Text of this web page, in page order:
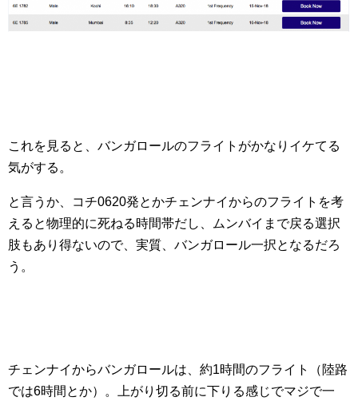
これを見ると、バンガロールのフライトがかなりイケてる
気がする。
と言うか、コチ0620発とかチェンナイからのフライトを考
えると物理的に死ねる時間帯だし、ムンバイまで戻る選択
肢もあり得ないので、実質、バンガロール一択となるだろ
う。
チェンナイからバンガロールは、約1時間のフライト（陸路
では6時間とか）。上がり切る前に下りる感じでマジで一